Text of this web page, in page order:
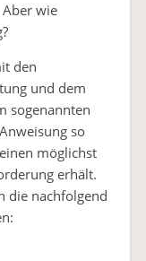
wie
den
und dem
sogenannten
so
möglichst
erhält.
die nachfolgend